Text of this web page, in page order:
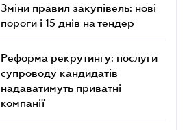
Зміни правил закупівель: нові
пороги і 15 днів на тендер
Реформа рекрутингу: послуги
супроводу кандидатів
надаватимуть приватні
компанії